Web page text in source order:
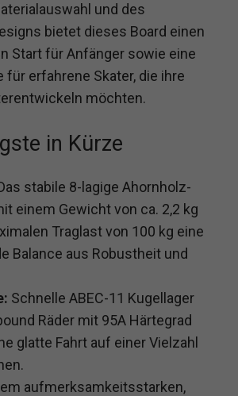
und des
bietet dieses Board einen
Start für Anfänger sowie eine
für erfahrene Skater, die ihre
möchten.
in Kürze
stabile 8-lagige Ahornholz-
einem Gewicht von ca. 2,2 kg
Traglast von 100 kg eine
Balance aus Robustheit und
Schnelle ABEC-11 Kugellager
Räder mit 95A Härtegrad
glatte Fahrt auf einer Vielzahl
aufmerksamkeitsstarken,